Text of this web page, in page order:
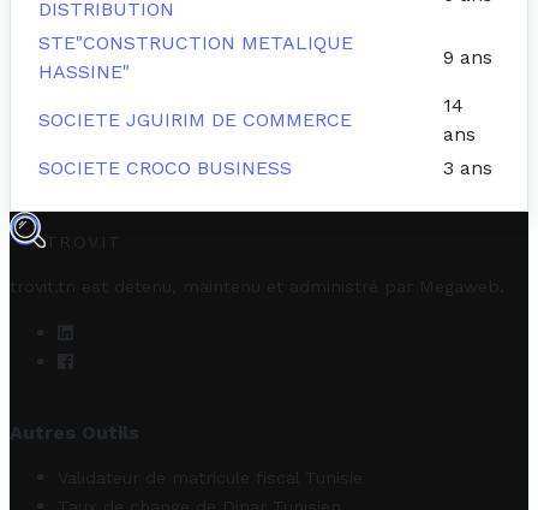
DISTRIBUTION
STE"CONSTRUCTION METALIQUE
HASSINE"
9 ans
SOCIETE JGUIRIM DE COMMERCE
14
ans
SOCIETE CROCO BUSINESS
3 ans
TROVIT
trovit.tn est détenu, maintenu et administré par Megaweb
Autres Outils
Validateur de matricule fiscal Tunisie